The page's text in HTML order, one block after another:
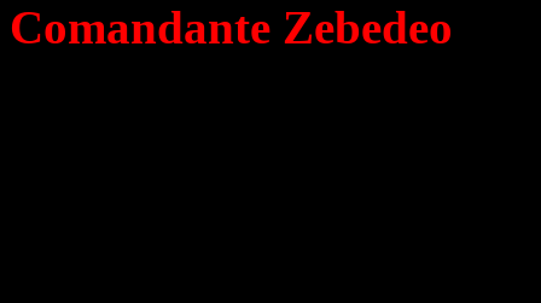
Comandante Zebedeo